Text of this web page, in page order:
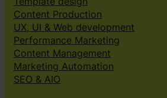
Content Production
UX, UI & Web development
Performance Marketing
Content Management
Marketing Automation
SEO & AIO